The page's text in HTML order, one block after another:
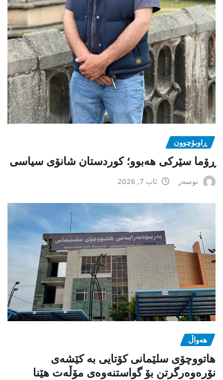
ڕاوبۆچوون
ڕۆما سێرکی هەبوو؛ کوردستان شانۆی سیاسی
نوسەر ئاب 7, 2026
هەواڵ
هاتووچۆی سلێمانی کۆتایی بە کێشەی
نۆرەوەرگرتن بۆ گواستنەوەی مۆڵەت هێنا